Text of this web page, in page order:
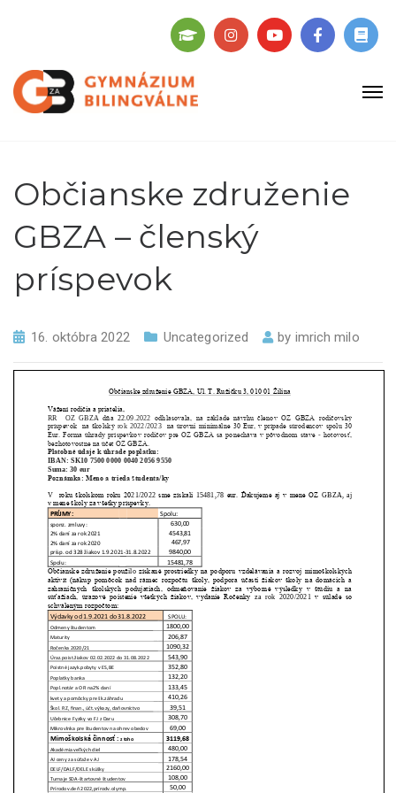
Občianske združenie
GBZA – členský
príspevok
16. októbra 2022 Uncategorized by imrich milo